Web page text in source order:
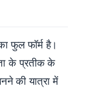
फुल फॉर्म है।
के प्रतीक के
की यात्रा में